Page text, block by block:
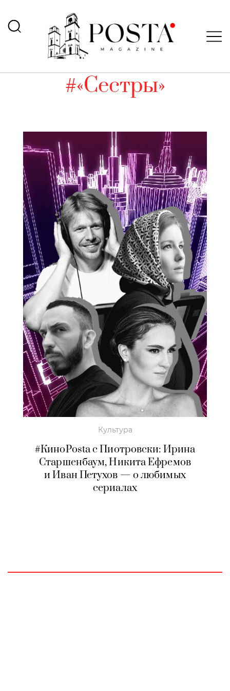
#«Сестры»
Культура
#КиноPosta c Пиотровски: Ирина
Старшенбаум, Никита Ефремов
и Иван Петухов — о любимых
сериалах